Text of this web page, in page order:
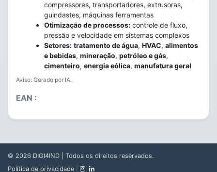
compressores, transportadores, extrusoras,
guindastes, máquinas ferramentas
Otimização de processos: controle de fluxo,
pressão e velocidade em sistemas complexos
Setores: tratamento de água, HVAC, alimentos
e bebidas, mineração, petróleo e gás,
cimenteiro, energia eólica, manufatura geral
Aviso: Gerado por IA.
EAN :
© 2026 DIGI4IND | Todos os direitos reservados.
Política de privacidade